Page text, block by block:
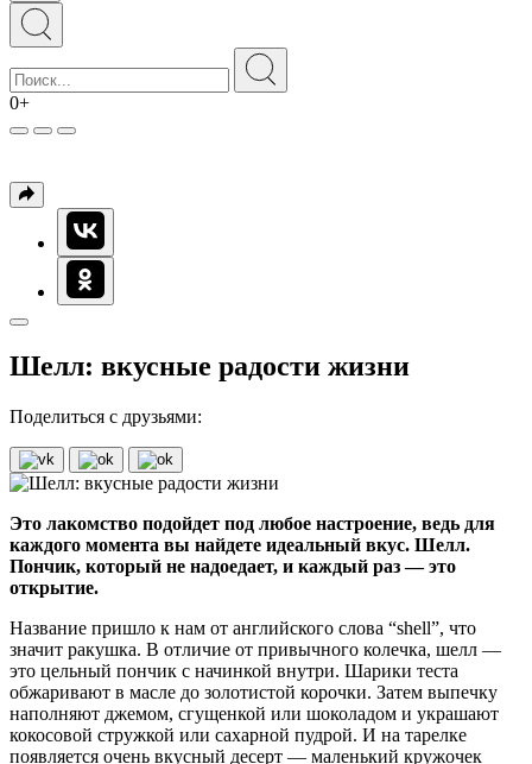
0+
Шелл: вкусные радости жизни
Поделиться с друзьями:
Это лакомство подойдет под любое настроение, ведь для
каждого момента вы найдете идеальный вкус. Шелл.
Пончик, который не надоедает, и каждый раз — это
открытие.
Название пришло к нам от английского слова “shell”, что
значит ракушка. В отличие от привычного колечка, шелл —
это цельный пончик с начинкой внутри. Шарики теста
обжаривают в масле до золотистой корочки. Затем выпечку
наполняют джемом, сгущенкой или шоколадом и украшают
кокосовой стружкой или сахарной пудрой. И на тарелке
появляется очень вкусный десерт — маленький кружочек